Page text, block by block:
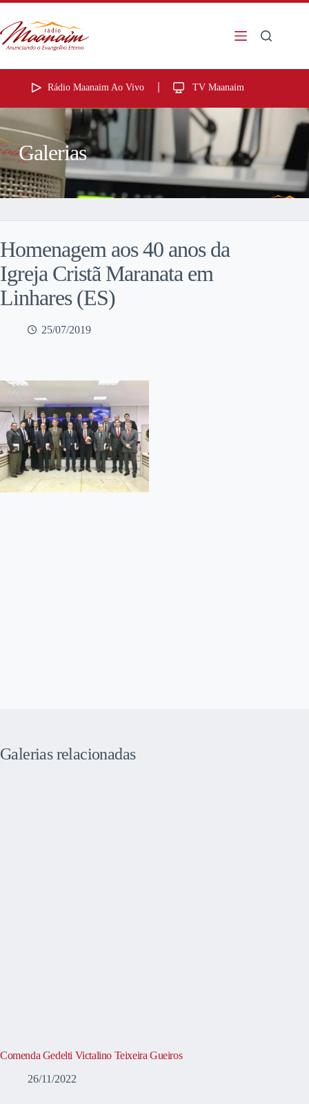
Rádio Maanaim Ao Vivo TV Maanaim
Galerias
Homenagem aos 40 anos da
Igreja Cristã Maranata em
Linhares (ES)
25/07/2019
Galerias relacionadas
Comenda Gedelti Victalino Teixeira Gueiros
26/11/2022